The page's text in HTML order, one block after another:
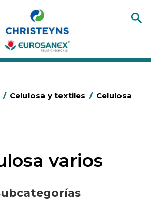
/ Celulosa y textiles / Celulosa
varios